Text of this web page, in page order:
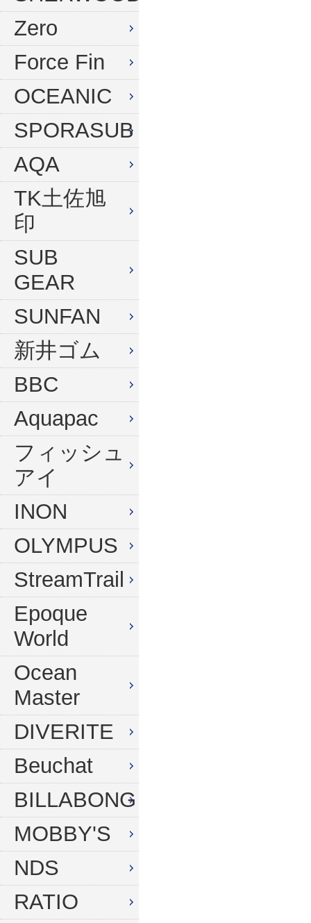
水中デジタルカメラセット
Zero
Force Fin
OCEANIC
SPORASUB
AQA
TK土佐旭
印
SUB
GEAR
SUNFAN
新井ゴム
BBC
Aquapac
フィッシュ
アイ
INON
OLYMPUS
StreamTrail
Epoque
World
Ocean
Master
DIVERITE
Beuchat
BILLABONG
MOBBY'S
NDS
RATIO